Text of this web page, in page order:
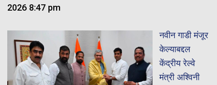
2026 8:47 pm
नवीन गाडी मंजूर
केल्याबद्दल
केंद्रीय रेल्वे
मंत्री अश्विनी